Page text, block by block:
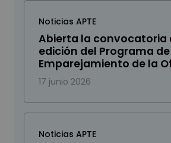
Noticias APTE
Abierta la convocatoria
edición del Programa de
Emparejamiento de la
17 junio 2026
Noticias APTE